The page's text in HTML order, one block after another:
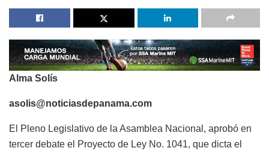
Alma Solís
asolis@noticiasdepanama.com
El Pleno Legislativo de la Asamblea Nacional, aprobó en
tercer debate el Proyecto de Ley No. 1041, que dicta el